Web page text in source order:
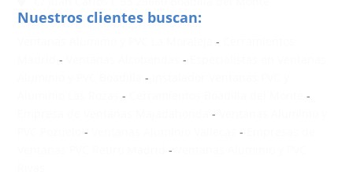
Nuestros clientes buscan:
-
- -
-
-
-
-
- -
-